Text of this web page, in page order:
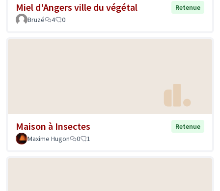
Miel d'Angers ville du végétal
Retenue
Bruzé
4 0
Maison à Insectes
Retenue
Maxime Hugon
0 1